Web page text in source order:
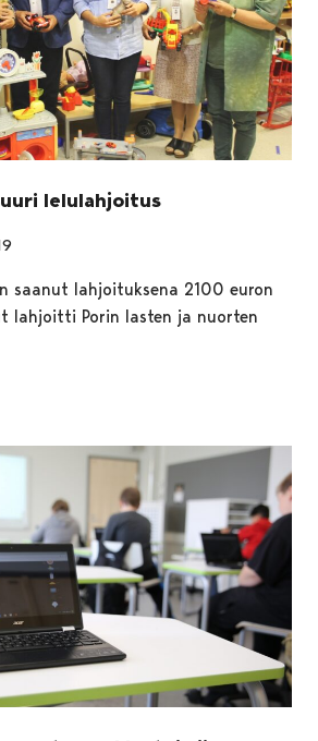
lelulahjoitus
saanut lahjoituksena 2100 euron
lahjoitti Porin lasten ja nuorten